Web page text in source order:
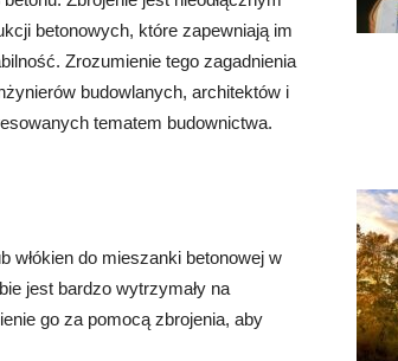
betonowych, które zapewniają im
Zrozumienie tego zagadnienia
budowlanych, architektów i
tematem budownictwa.
włókien do mieszanki betonowej w
jest bardzo wytrzymały na
go za pomocą zbrojenia, aby